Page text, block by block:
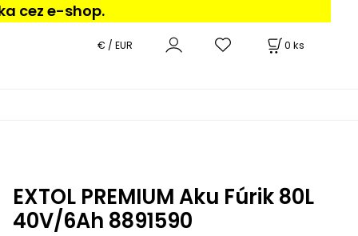
cez e-shop.
0 ks
€ / EUR
EXTOL PREMIUM Aku Fúrik 80L
40V/6Ah 8891590